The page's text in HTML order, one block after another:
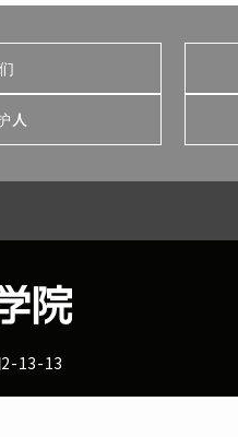
人
13-13